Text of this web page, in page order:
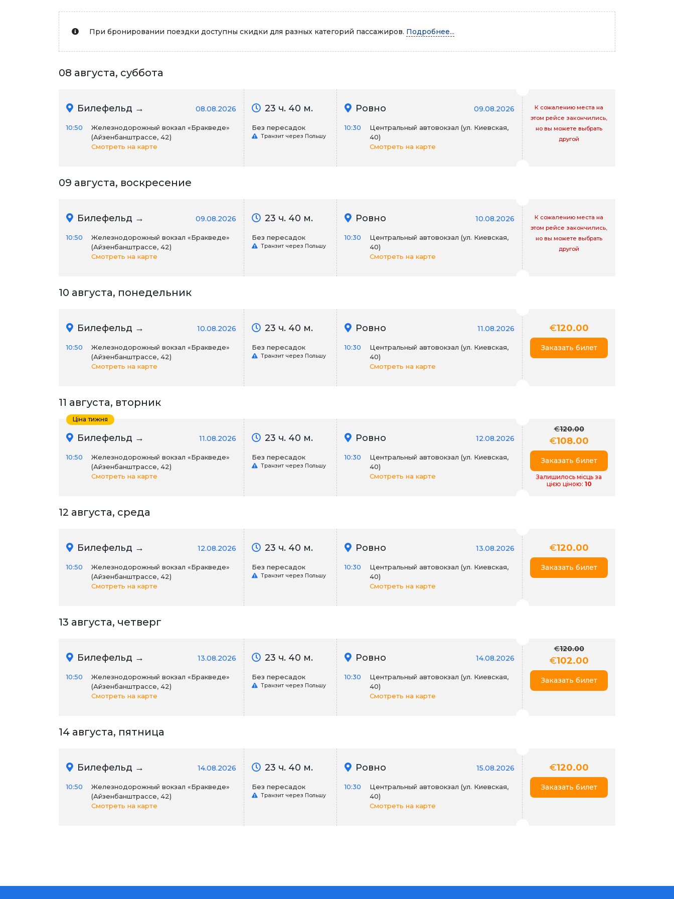
Автопарк
При бронировании поездки доступны скидки для разных категорий пассажиров. Подробнее...
08 августа, суббота
Билефельд → 08.08.2026
10:50
Железнодорожный вокзал «Бракведе»
(Айзенбанштрассе, 42)
Смотреть на карте
23 ч. 40 м.
Без пересадок
Транзит через Польшу
Ровно 09.08.2026
10:30
Центральный автовокзал (ул. Киевская,
40)
Смотреть на карте
К сожалению места на
этом рейсе закончились,
но вы можете выбрать
другой
09 августа, воскресение
Билефельд → 09.08.2026
10:50
Железнодорожный вокзал «Бракведе»
(Айзенбанштрассе, 42)
Смотреть на карте
23 ч. 40 м.
Без пересадок
Транзит через Польшу
Ровно 10.08.2026
10:30
Центральный автовокзал (ул. Киевская,
40)
Смотреть на карте
К сожалению места на
этом рейсе закончились,
но вы можете выбрать
другой
10 августа, понедельник
Билефельд → 10.08.2026
10:50
Железнодорожный вокзал «Бракведе»
(Айзенбанштрассе, 42)
Смотреть на карте
23 ч. 40 м.
Без пересадок
Транзит через Польшу
Ровно 11.08.2026
10:30
Центральный автовокзал (ул. Киевская,
40)
Смотреть на карте
€120.00
Заказать билет
11 августа, вторник
Билефельд → 11.08.2026
10:50
Железнодорожный вокзал «Бракведе»
(Айзенбанштрассе, 42)
Смотреть на карте
23 ч. 40 м.
Без пересадок
Транзит через Польшу
Ровно 12.08.2026
10:30
Центральный автовокзал (ул. Киевская,
40)
Смотреть на карте
€120.00
€108.00
Заказать билет
Залишилось місць за
цією ціною: 10
Ціна тижня
12 августа, среда
Билефельд → 12.08.2026
10:50
Железнодорожный вокзал «Бракведе»
(Айзенбанштрассе, 42)
Смотреть на карте
23 ч. 40 м.
Без пересадок
Транзит через Польшу
Ровно 13.08.2026
10:30
Центральный автовокзал (ул. Киевская,
40)
Смотреть на карте
€120.00
Заказать билет
13 августа, четверг
Билефельд → 13.08.2026
10:50
Железнодорожный вокзал «Бракведе»
(Айзенбанштрассе, 42)
Смотреть на карте
23 ч. 40 м.
Без пересадок
Транзит через Польшу
Ровно 14.08.2026
10:30
Центральный автовокзал (ул. Киевская,
40)
Смотреть на карте
€120.00
€102.00
Заказать билет
14 августа, пятница
Билефельд → 14.08.2026
10:50
Железнодорожный вокзал «Бракведе»
(Айзенбанштрассе, 42)
Смотреть на карте
23 ч. 40 м.
Без пересадок
Транзит через Польшу
Ровно 15.08.2026
10:30
Центральный автовокзал (ул. Киевская,
40)
Смотреть на карте
€120.00
Заказать билет